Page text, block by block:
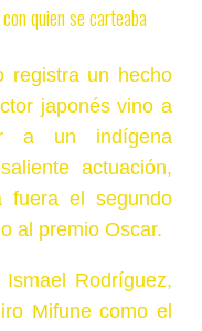
quien se carteaba
registra un hecho
japonés vino a
a un indígena
actuación,
fuera el segundo
al premio Oscar.
Rodríguez,
Mifune como el